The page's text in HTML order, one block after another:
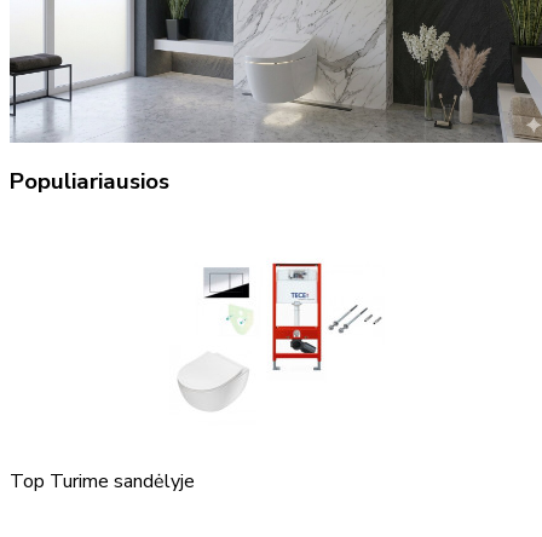
Populiariausios
Top Turime sandėlyje